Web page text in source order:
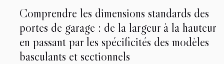
Comprendre les dimensions standards des
portes de garage : de la largeur à la hauteur
en passant par les spécificités des modèles
basculants et sectionnels